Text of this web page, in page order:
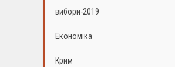
вибори-2019
Економіка
Крим